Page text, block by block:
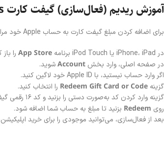
آموزش ریدیم (فعال‌سازی) گیفت کارت iTunes ژاپن
برای اضافه کردن مبلغ گیفت کارت به حساب Apple خود مراحل زیر را انجام دهید:
در iPhone، iPad یا iPod Touch برنامه App Store را
در صفحه اصلی، وارد بخش Accountشوید.
اگر وارد حساب نیستید، با Apple ID خود لاگین کنید.
گزینه Redeem Gift Card or Code را انتخاب کنید.
گزینه وارد کردن کد به‌صورت دستی را بزنید و کد ۱۶ رقمی گیفت کارت خود را وارد کنید.
روی Redeem بزنید تا مبلغ به حساب شما اضافه شود.
بعد از فعال‌سازی، می‌توانید موجودی را برای خرید